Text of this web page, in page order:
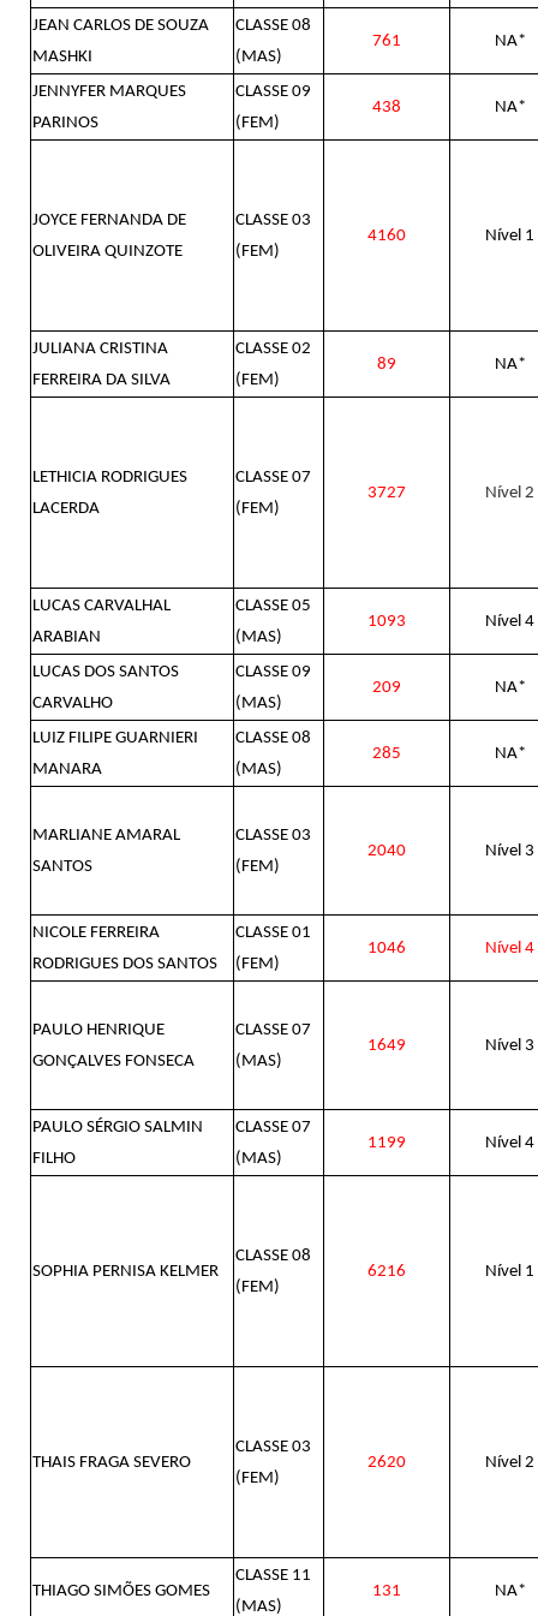
JEAN CARLOS DE SOUZA
MASHKI
CLASSE 08
(MAS)
761 NA*
JENNYFER MARQUES
PARINOS
CLASSE 09
(FEM)
438 NA*
JOYCE FERNANDA DE
OLIVEIRA QUINZOTE
CLASSE 03
(FEM)
4160 Nível 1
JULIANA CRISTINA
FERREIRA DA SILVA
CLASSE 02
(FEM)
89 NA*
LETHICIA RODRIGUES
LACERDA
CLASSE 07
(FEM)
3727 Nível 2
LUCAS CARVALHAL
ARABIAN
CLASSE 05
(MAS)
1093 Nível 4
LUCAS DOS SANTOS
CARVALHO
CLASSE 09
(MAS)
209 NA*
LUIZ FILIPE GUARNIERI
MANARA
CLASSE 08
(MAS)
285 NA*
MARLIANE AMARAL
SANTOS
CLASSE 03
(FEM)
2040 Nível 3
NICOLE FERREIRA
RODRIGUES DOS SANTOS
CLASSE 01
(FEM)
1046 Nível 4
PAULO HENRIQUE
GONÇALVES FONSECA
CLASSE 07
(MAS)
1649 Nível 3
PAULO SÉRGIO SALMIN
FILHO
CLASSE 07
(MAS)
1199 Nível 4
SOPHIA PERNISA KELMER
CLASSE 08
(FEM)
6216 Nível 1
THAIS FRAGA SEVERO
CLASSE 03
(FEM)
2620 Nível 2
THIAGO SIMÕES GOMES
CLASSE 11
(MAS)
131 NA*